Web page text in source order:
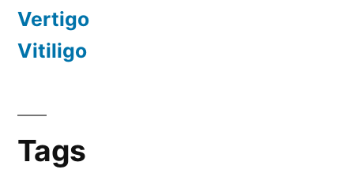
Vertigo
Vitiligo
Tags